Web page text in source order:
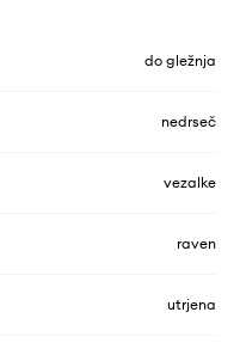
do gležnja
nedrseč
vezalke
raven
utrjena